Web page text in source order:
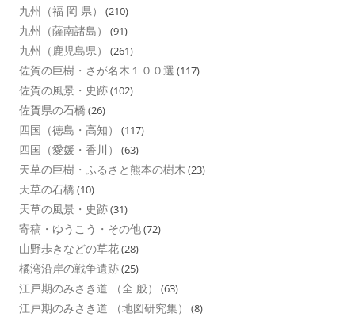
九州（福 岡 県） (210)
九州（薩南諸島） (91)
九州（鹿児島県） (261)
佐賀の巨樹・さが名木１００選 (117)
佐賀の風景・史跡(102)
佐賀県の石橋 (26)
四国（徳島・高知） (117)
四国（愛媛・香川） (63)
天草の巨樹・ふるさと熊本の樹木 (23)
天草の石橋 (10)
天草の風景・史跡(31)
寄稿・ゆうこう・その他(72)
山野歩きなどの草花(28)
橘湾沿岸の戦争遺跡(25)
江戸期のみさき道 （全 般） (63)
江戸期のみさき道 （地図研究集） (8)